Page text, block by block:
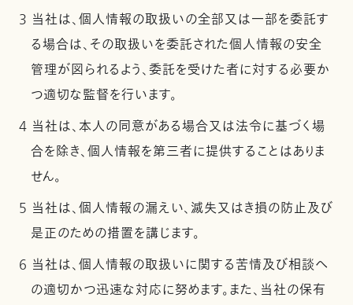
3 当社は、個人情報の取扱いの全部又は一部を委託す
る場合は、その取扱いを委託された個人情報の安全
管理が図られるよう、委託を受けた者に対する必要か
つ適切な監督を行います。
4 当社は、本人の同意がある場合又は法令に基づく場
合を除き、個人情報を第三者に提供することはありま
せん。
5 当社は、個人情報の漏えい、滅失又はき損の防止及び
是正のための措置を講じます。
6 当社は、個人情報の取扱いに関する苦情及び相談へ
の適切かつ迅速な対応に努めます。また、当社の保有